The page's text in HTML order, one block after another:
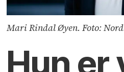
Mari Rindal Øyen. Foto:
Hun er